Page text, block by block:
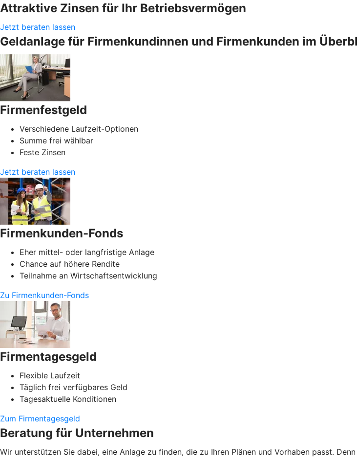
Attraktive Zinsen für Ihr Betriebsvermögen
Jetzt beraten lassen
Geldanlage für Firmenkundinnen und Firmenkunden im
Firmenfestgeld
Verschiedene Laufzeit-Optionen
Summe frei wählbar
Feste Zinsen
Jetzt beraten lassen
Firmenkunden-Fonds
Eher mittel- oder langfristige Anlage
Chance auf höhere Rendite
Teilnahme an Wirtschaftsentwicklung
Zu Firmenkunden-Fonds
Firmentagesgeld
Flexible Laufzeit
Täglich frei verfügbares Geld
Tagesaktuelle Konditionen
Zum Firmentagesgeld
Beratung für Unternehmen
Wir unterstützen Sie dabei, eine Anlage zu finden, die zu Ihren Plänen und Vorhaben passt.